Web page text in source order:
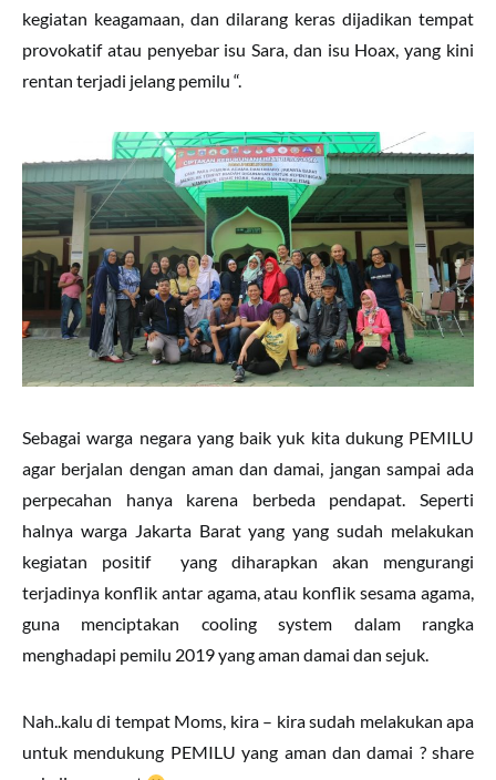
kegiatan keagamaan, dan dilarang keras dijadikan tempat
provokatif atau penyebar isu Sara, dan isu Hoax, yang kini
rentan terjadi jelang pemilu “.
Sebagai warga negara yang baik yuk kita dukung PEMILU
agar berjalan dengan aman dan damai, jangan sampai ada
perpecahan hanya karena berbeda pendapat. Seperti
halnya warga Jakarta Barat yang yang sudah melakukan
kegiatan positif yang diharapkan akan mengurangi
terjadinya konflik antar agama, atau konflik sesama agama,
guna menciptakan cooling system dalam rangka
menghadapi pemilu 2019 yang aman damai dan sejuk.
Nah..kalu di tempat Moms, kira – kira sudah melakukan apa
untuk mendukung PEMILU yang aman dan damai ? share